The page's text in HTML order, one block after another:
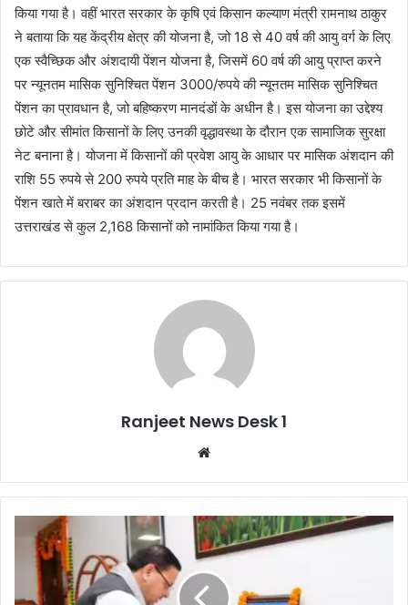
किया गया है। वहीं भारत सरकार के कृषि एवं किसान कल्याण मंत्री रामनाथ ठाकुर
ने बताया कि यह केंद्रीय क्षेत्र की योजना है, जो 18 से 40 वर्ष की आयु वर्ग के लिए
एक स्वैच्छिक और अंशदायी पेंशन योजना है, जिसमें 60 वर्ष की आयु प्राप्त करने
पर न्यूनतम मासिक सुनिश्चित पेंशन 3000/रुपये की न्यूनतम मासिक सुनिश्चित
पेंशन का प्रावधान है, जो बहिष्करण मानदंडों के अधीन है। इस योजना का उ‌द्देश्य
छोटे और सीमांत किसानों के लिए उनकी वृद्धावस्था के दौरान एक सामाजिक सुरक्षा
नेट बनाना है। योजना में किसानों की प्रवेश आयु के आधार पर मासिक अंशदान की
राशि 55 रुपये से 200 रुपये प्रति माह के बीच है। भारत सरकार भी किसानों के
पेंशन खाते में बराबर का अंशदान प्रदान करती है। 25 नवंबर तक इसमें
उत्तराखंड से कुल 2,168 किसानों को नामांकित किया गया है।
Ranjeet News Desk 1
te